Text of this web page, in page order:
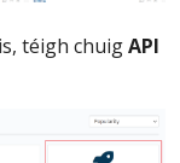
téigh chuigAPI